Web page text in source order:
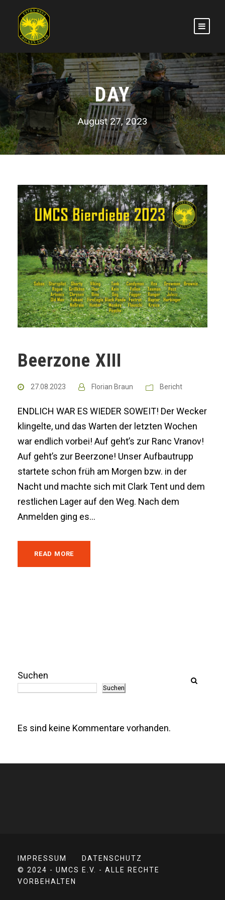
DAY
August 27, 2023
Beerzone XIII
27.08.2023 Florian Braun Bericht
ENDLICH WAR ES WIEDER SOWEIT! Der Wecker
klingelte, und das Warten der letzten Wochen
war endlich vorbei! Auf geht’s zur Ranc Vranov!
Auf geht’s zur Beerzone! Unser Aufbautrupp
startete schon früh am Morgen bzw. in der
Nacht und machte sich mit Clark Tent und dem
restlichen Lager auf den Weg. Nach dem
Anmelden ging es...
READ MORE
Suchen
Suchen
Es sind keine Kommentare vorhanden.
IMPRESSUM
DATENSCHUTZ
© 2024 - UMCS E.V. - ALLE RECHTE
VORBEHALTEN